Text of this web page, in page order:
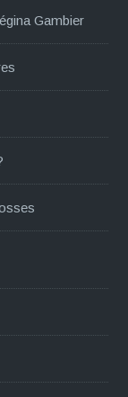
Gambier